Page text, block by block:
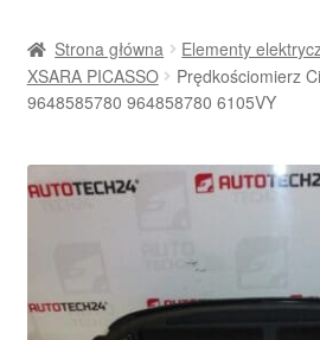
Dostawa
Kontakt
O nas
Strona główna Elementy
XSARA PICASSO
Prędkościomierz
9648585780 964858780 6105VY